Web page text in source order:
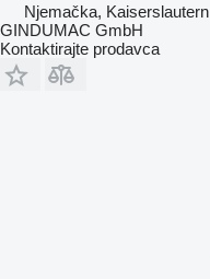
Njemačka, Kaiserslautern
GINDUMAC GmbH
Kontaktirajte prodavca